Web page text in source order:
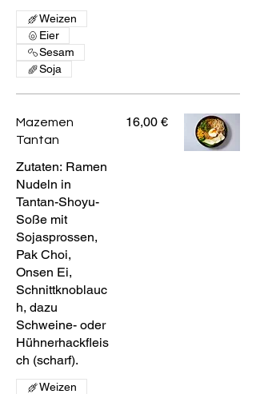
Weizen
Eier
Sesam
Soja
Mazemen
Tantan
Zutaten: Ramen
Nudeln in
Tantan-Shoyu-
Soße mit
Sojasprossen,
Pak Choi,
Onsen Ei,
Schnittknoblauc
h, dazu
Schweine- oder
Hühnerhackfleis
ch (scharf).
16,00 €
Weizen